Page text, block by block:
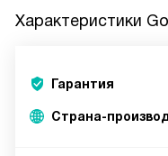
Характеристики
Гарантия
Страна-